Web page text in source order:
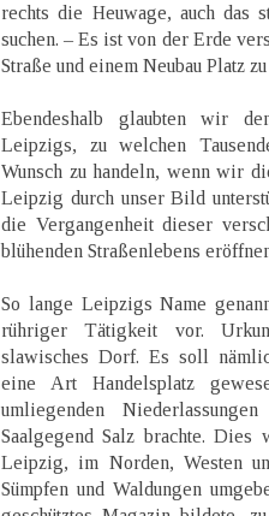
rechts die Heuwage, auch das
suchen. – Es ist von der Erde
Straße und einem Neubau Platz zu
Ebendeshalb glaubten wir
Leipzigs, zu welchen
Wunsch zu handeln, wenn wir
Leipzig durch unser Bild
die Vergangenheit dieser
blühenden Straßenlebens
So lange Leipzigs Name
rühriger Tätigkeit vor.
slawisches Dorf. Es soll
eine Art Handelsplatz
umliegenden
Saalgegend Salz brachte.
Leipzig, im Norden, Westen
Sümpfen und Waldungen